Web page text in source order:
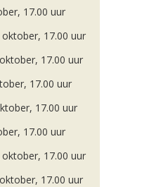
17.00 uur
17.00 uur
17.00 uur
17.00 uur
17.00 uur
17.00 uur
17.00 uur
17.00 uur